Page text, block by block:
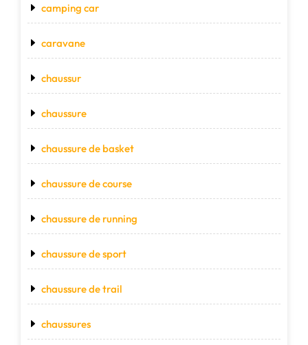
camping car
caravane
chaussur
chaussure
chaussure de basket
chaussure de course
chaussure de running
chaussure de sport
chaussure de trail
chaussures